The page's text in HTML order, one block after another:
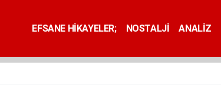
EFSANE HİKAYELER; NOSTALJİ ANALİZ